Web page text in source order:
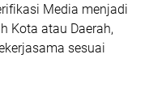
Media menjadi
Kota atau Daerah,
sesuai